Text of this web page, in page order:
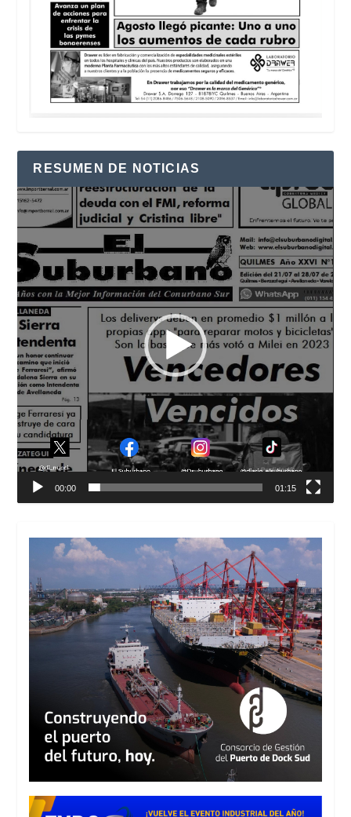
RESUMEN DE NOTICIAS
Reproductor
de
vídeo
00:00 01:15